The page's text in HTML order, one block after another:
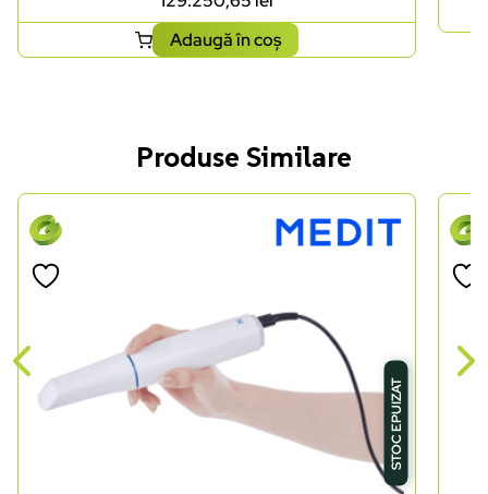
Adaugă în coș
Produse Similare
STOC EPUIZAT